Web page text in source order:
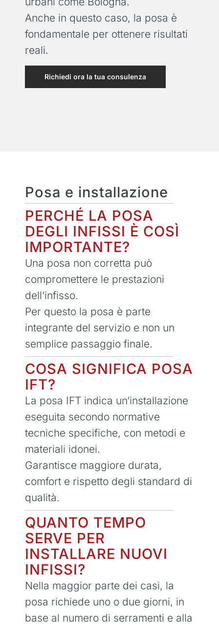
Anche in questo caso, la posa è
fondamentale per ottenere risultati
reali.
Richiedi ora la tua consulenza
Posa e installazione
PERCHÉ LA POSA
DEGLI INFISSI È COSÌ
IMPORTANTE?
Una posa non corretta può
compromettere le prestazioni
dell’infisso.
Per questo la posa è parte
integrante del servizio e non un
semplice passaggio finale.
COSA SIGNIFICA POSA
IFT?
La posa IFT indica un’installazione
eseguita secondo normative
tecniche specifiche, con metodi e
materiali idonei.
Garantisce maggiore durata,
comfort e rispetto degli standard di
qualità.
QUANTO TEMPO
SERVE PER
INSTALLARE NUOVI
INFISSI?
Nella maggior parte dei casi, la
posa richiede uno o due giorni, in
base al numero di serramenti e alla